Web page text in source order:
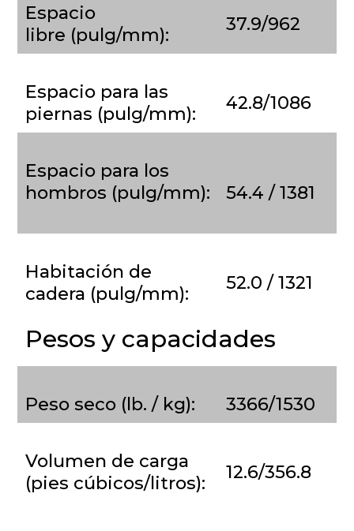
Espacio
libre (pulg/mm):
37.9/962
Espacio para las
piernas (pulg/mm):
42.8/1086
Espacio para los
hombros (pulg/mm):
54.4 / 1381
Habitación de
cadera (pulg/mm):
52.0 / 1321
Pesos y capacidades
Peso seco (lb. / kg): 3366/1530
Volumen de carga
(pies cúbicos/litros):
12.6/356.8